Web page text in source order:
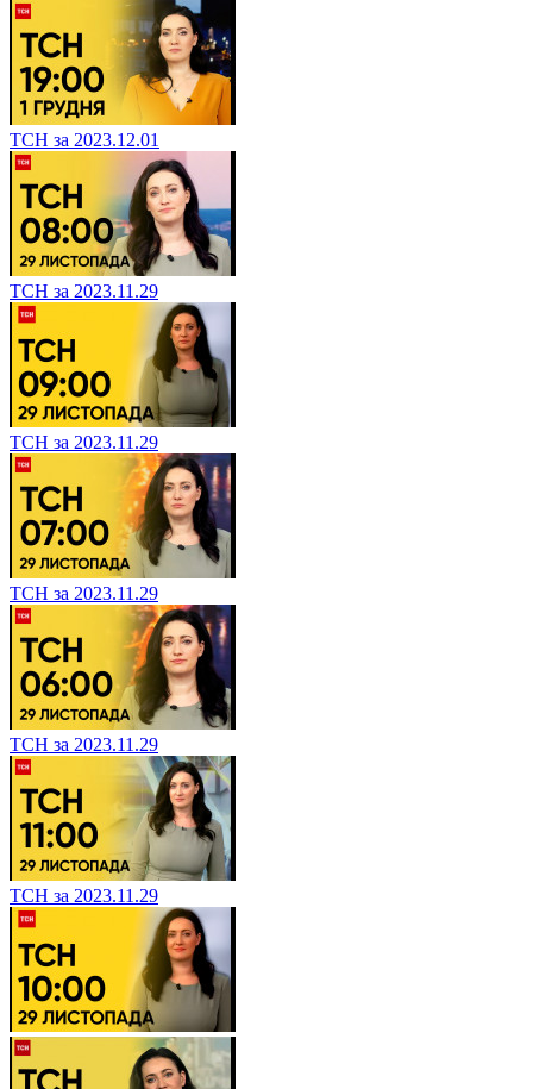
ТСН за 2023.12.01
ТСН за 2023.11.29
ТСН за 2023.11.29
ТСН за 2023.11.29
ТСН за 2023.11.29
ТСН за 2023.11.29